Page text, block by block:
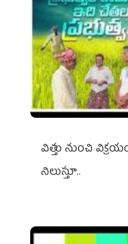
విత్తు నుంచి
నిలుస్తూ..